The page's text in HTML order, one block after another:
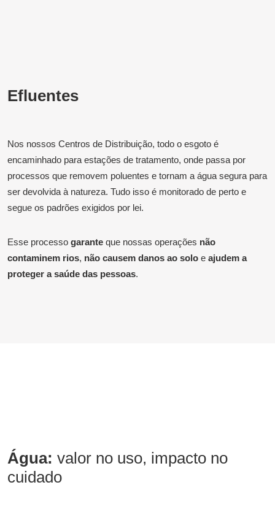
Efluentes
Nos nossos Centros de Distribuição, todo o esgoto é
encaminhado para estações de tratamento, onde passa por
processos que removem poluentes e tornam a água segura para
ser devolvida à natureza. Tudo isso é monitorado de perto e
segue os padrões exigidos por lei.​
Esse processo garante que nossas operações não
contaminem rios, não causem danos ao solo e ajudem a
proteger a saúde das pessoas.
Água: valor no uso, impacto no
cuidado